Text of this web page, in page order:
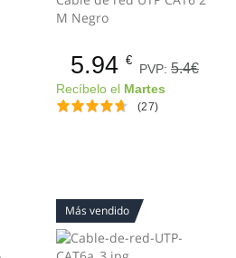
M Negro
5.94 €
PVP: 5.4€
Recíbelo el Martes
(27)
Más vendido